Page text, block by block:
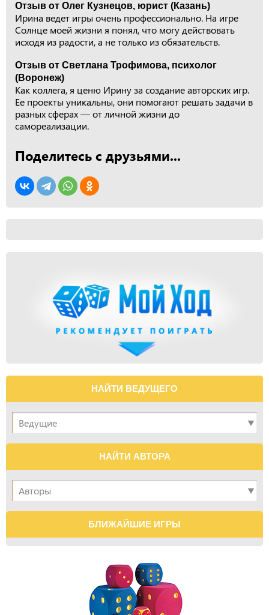
Отзыв от Олег Кузнецов, юрист (Казань)
Ирина ведет игры очень профессионально. На игре
Солнце моей жизни я понял, что могу действовать
исходя из радости, а не только из обязательств.
Отзыв от Светлана Трофимова, психолог
(Воронеж)
Как коллега, я ценю Ирину за создание авторских игр.
Ее проекты уникальны, они помогают решать задачи в
разных сферах — от личной жизни до
самореализации.
Поделитесь с друзьями...
НАЙТИ ВЕДУЩЕГО
НАЙТИ АВТОРА
БЛИЖАЙШИЕ ИГРЫ